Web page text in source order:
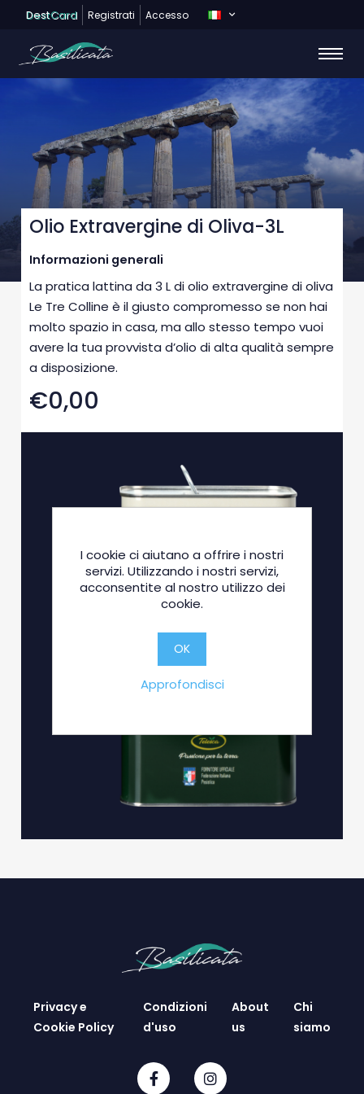
DestCard Registrati Accesso
Olio Extravergine di Oliva-3L
Informazioni generali
La pratica lattina da 3 L di olio extravergine di oliva
Le Tre Colline è il giusto compromesso se non hai
molto spazio in casa, ma allo stesso tempo vuoi
avere la tua provvista d’olio di alta qualità sempre
a disposizione.
€0,00
Privacy e
Cookie Policy
Condizioni
d'uso
About
us
Chi
siamo
I cookie ci aiutano a offrire i nostri
servizi. Utilizzando i nostri servizi,
acconsentite al nostro utilizzo dei
cookie.
OK
Approfondisci